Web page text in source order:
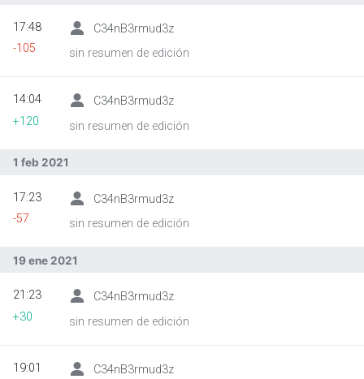
C34nB3rmud3z
sin resumen de edición
17:48
-105
C34nB3rmud3z
sin resumen de edición
14:04
+120
1 feb 2021
C34nB3rmud3z
sin resumen de edición
17:23
-57
19 ene 2021
C34nB3rmud3z
sin resumen de edición
21:23
+30
C34nB3rmud3z
19:01